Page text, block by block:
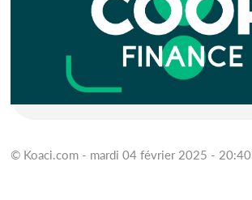
© Koaci.com - mardi 04 février 2025 - 20:40